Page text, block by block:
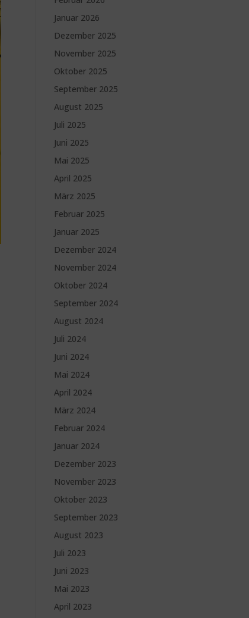
Januar 2026
Dezember 2025
November 2025
Oktober 2025
September 2025
August 2025
Juli 2025
Juni 2025
Mai 2025
April 2025
März 2025
Februar 2025
Januar 2025
Dezember 2024
November 2024
Oktober 2024
September 2024
August 2024
Juli 2024
Juni 2024
Mai 2024
April 2024
März 2024
Februar 2024
Januar 2024
Dezember 2023
November 2023
Oktober 2023
September 2023
August 2023
Juli 2023
Juni 2023
Mai 2023
April 2023